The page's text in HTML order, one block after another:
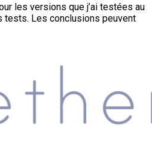
les versions que j’ai testées au
tests. Les conclusions peuvent